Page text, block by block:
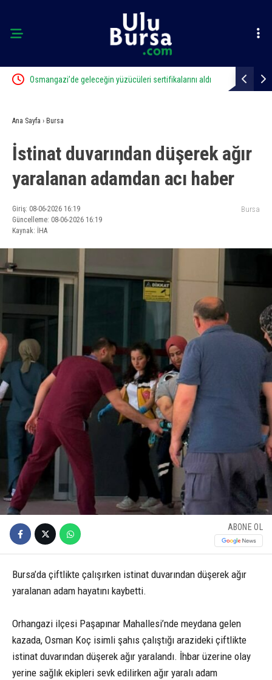
Osmangazi’de geleceğin yüzücüleri sertifikalarını aldı Mustafa
Ana Sayfa › Bursa
İstinat duvarından düşerek ağır
yaralanan adamdan acı haber
Giriş: 08-06-2026 16:19
Güncelleme: 08-06-2026 16:19
Kaynak: İHA
Bursa
ABONE OL
Bursa’da çiftlikte çalışırken istinat duvarından düşerek ağır
yaralanan adam hayatını kaybetti.
Orhangazi ilçesi Paşapınar Mahallesi’nde meydana gelen
kazada, Osman Koç isimli şahıs çalıştığı arazideki çiftlikte
istinat duvarından düşerek ağır yaralandı. İhbar üzerine olay
yerine sağlık ekipleri sevk edilirken ağır yaralı adam